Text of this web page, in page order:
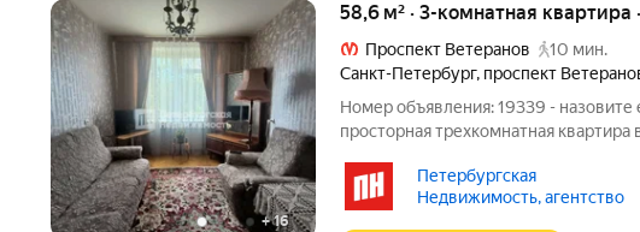
+16
58,6 м² · 3-комнатная квартира
Проспект Ветеранов
10 мин.
Санкт-Петербург, проспект
Номер объявления: 19339 - назовите
просторная трехкомнатная
придомовая территория с охраной и
оборудованная детская
Петербургская
Недвижимость, агентство